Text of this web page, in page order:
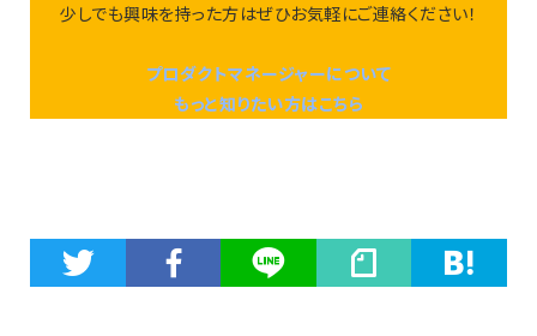
少しでも興味を持った方はぜひお気軽にご連絡ください！
プロダクトマネージャーについて
もっと知りたい方はこちら